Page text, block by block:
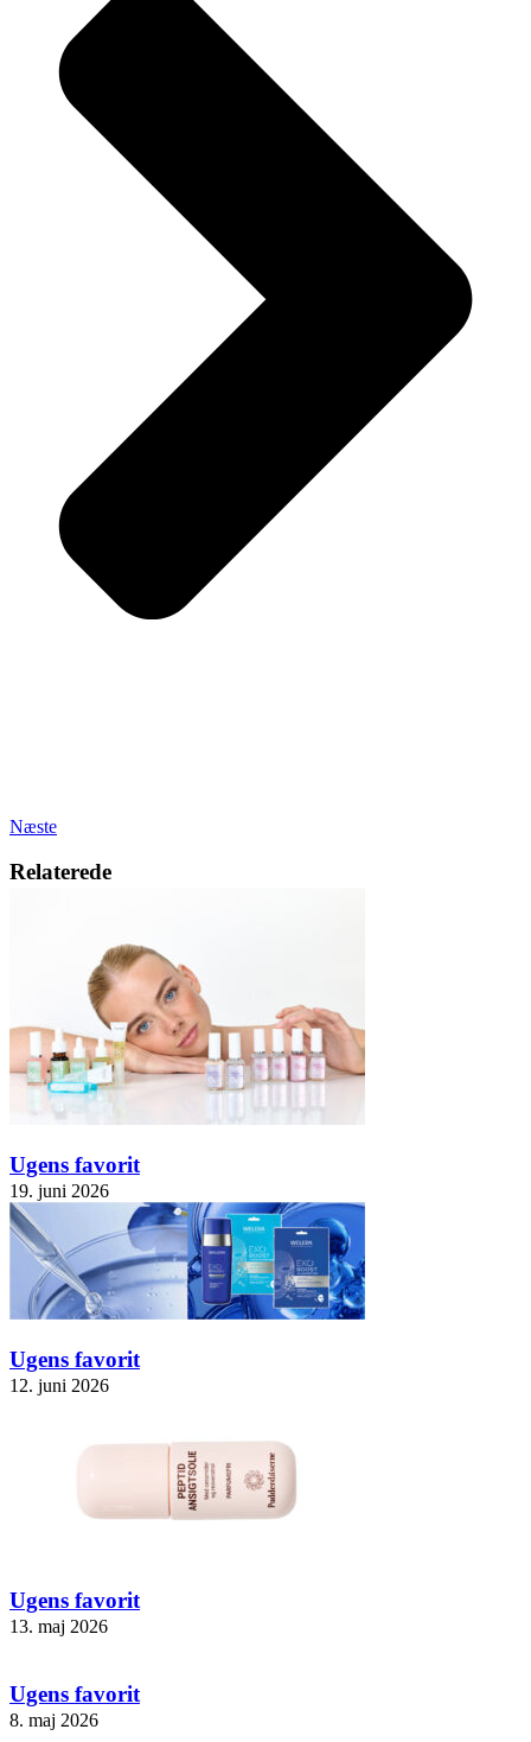
Næste
Relaterede
Ugens favorit
19. juni 2026
Ugens favorit
12. juni 2026
Ugens favorit
13. maj 2026
Ugens favorit
8. maj 2026